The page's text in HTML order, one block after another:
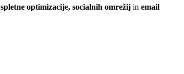
spletne optimizacije, socialnih omrežij in email